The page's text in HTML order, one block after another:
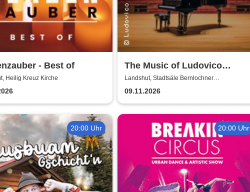
- Best of
Heilig Kreuz Kirche
The Music of Ludovico
Einaudi: Tribute-
Klavierkonzert - Ludovico
Einaudi Tribute bei
Kerzenschein
Landshut, Stadtsäle Bernlochner
Redoutensaal
09.11.2026
20:00 Uhr 20:00 Uhr